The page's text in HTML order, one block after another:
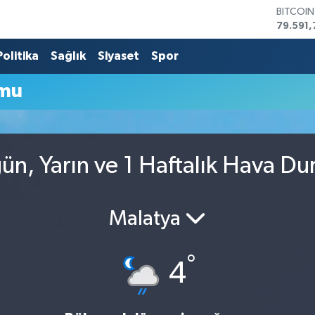
BITCOIN
Sağlık Siyaset Spor
Yarın ve 1 Haftalık Hava
Malatya
4°